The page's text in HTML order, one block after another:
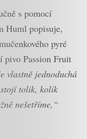
s pomocí
Huml popisuje,
pyré
pivo Passion Fruit
vlastně jednoduchá
stojí tolik, kolik
nešetříme,“